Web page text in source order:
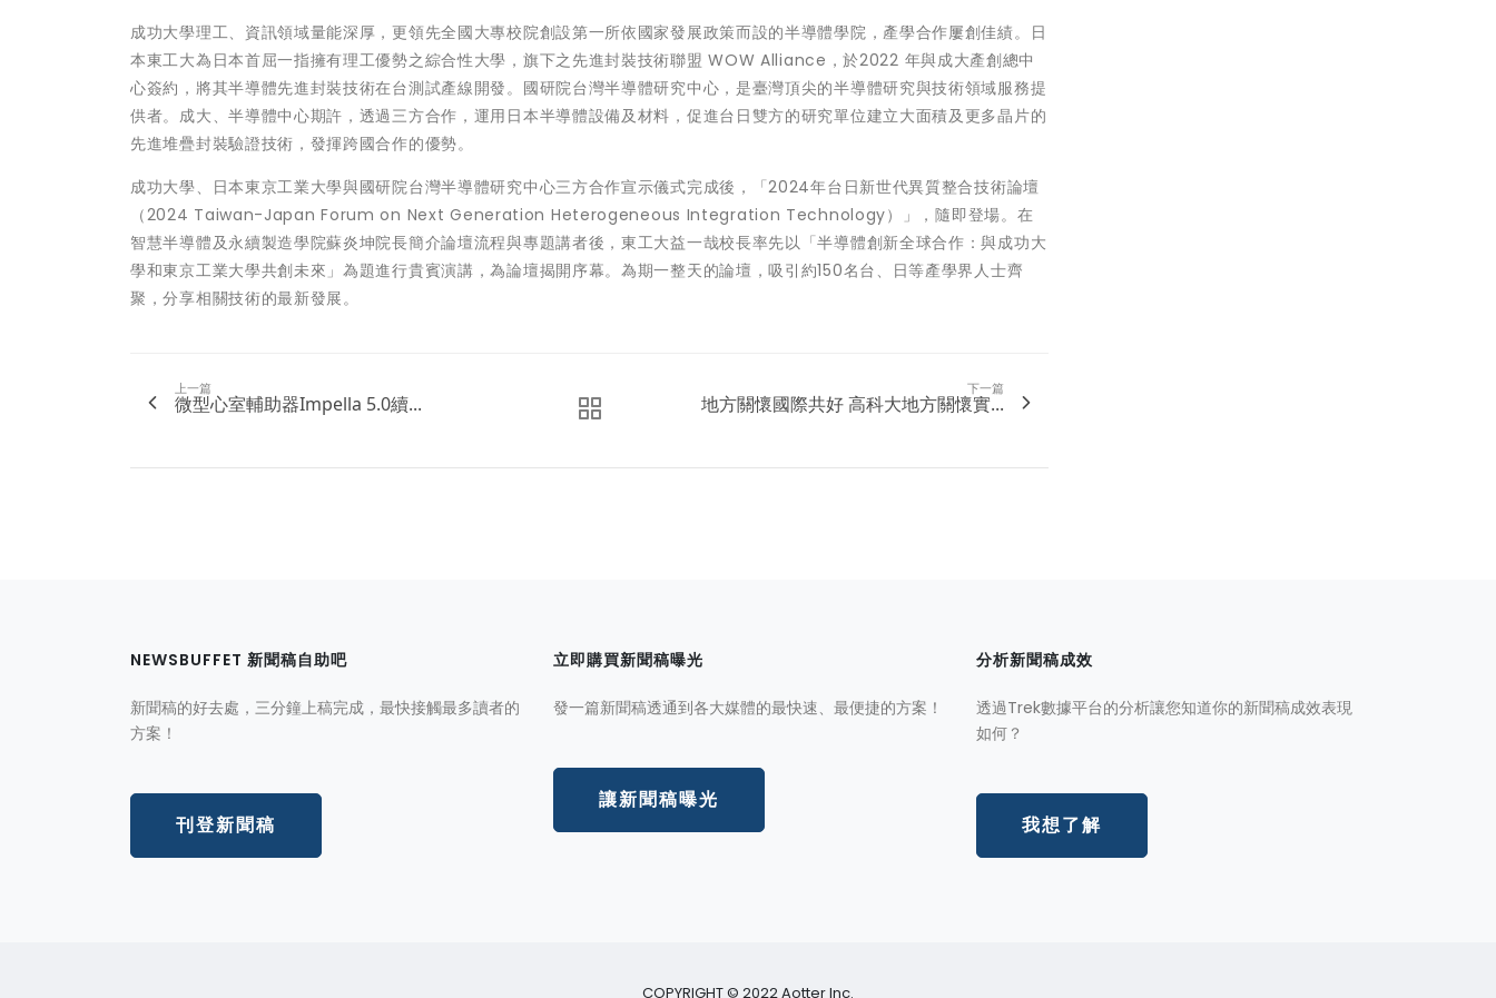
成功大學理工、資訊領域量能深厚，更領先全國大專校院創設第一所依國家發展政策而設的半導體學院，產學合作屢創佳績。日
本東工大為日本首屈一指擁有理工優勢之綜合性大學，旗下之先進封裝技術聯盟 WOW Alliance，於2022 年與成大產創總中
心簽約，將其半導體先進封裝技術在台測試產線開發。國研院台灣半導體研究中心，是臺灣頂尖的半導體研究與技術領域服務提
供者。成大、半導體中心期許，透過三方合作，運用日本半導體設備及材料，促進台日雙方的研究單位建立大面積及更多晶片的
先進堆疊封裝驗證技術，發揮跨國合作的優勢。
成功大學、日本東京工業大學與國研院台灣半導體研究中心三方合作宣示儀式完成後，「2024年台日新世代異質整合技術論壇
（2024 Taiwan-Japan Forum on Next Generation Heterogeneous Integration Technology）」，隨即登場。在
智慧半導體及永續製造學院蘇炎坤院長簡介論壇流程與專題講者後，東工大益一哉校長率先以「半導體創新全球合作：與成功大
學和東京工業大學共創未來」為題進行貴賓演講，為論壇揭開序幕。為期一整天的論壇，吸引約150名台、日等產學界人士齊
聚，分享相關技術的最新發展。
上一篇
微型心室輔助器Impella 5.0續...
下一篇
地方關懷國際共好 高科大地方關懷實...
NEWSBUFFET 新聞稿自助吧
新聞稿的好去處，三分鐘上稿完成，最快接觸最多讀者的
方案！
刊登新聞稿
立即購買新聞稿曝光
發一篇新聞稿透通到各大媒體的最快速、最便捷的方案！
讓新聞稿曝光
分析新聞稿成效
透過Trek數據平台的分析讓您知道你的新聞稿成效表現
如何？
我想了解
COPYRIGHT © 2022 Aotter Inc.